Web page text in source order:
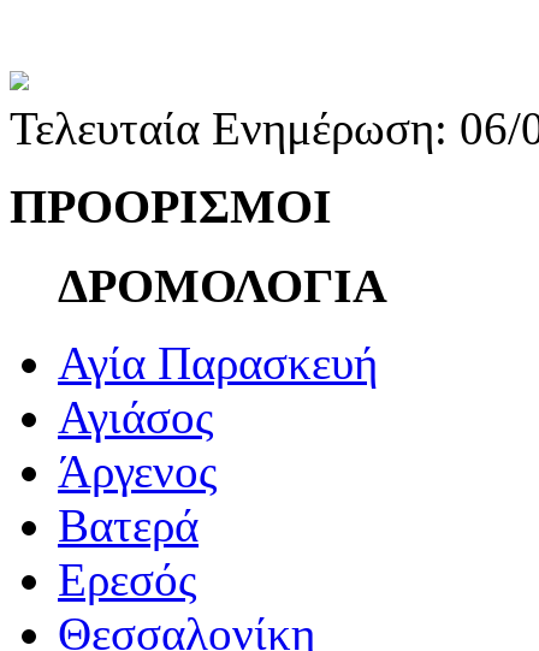
Τελευταία Ενημέρωση:
ΠΡΟΟΡΙΣΜΟΙ
ΔΡΟΜΟΛΟΓΙΑ
Αγία Παρασκευή
Αγιάσος
Άργενος
Βατερά
Ερεσός
Θεσσαλονίκη